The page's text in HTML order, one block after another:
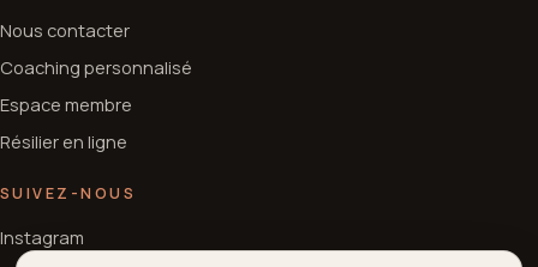
Nous contacter
Coaching personnalisé
Espace membre
Résilier en ligne
SUIVEZ-NOUS
Instagram